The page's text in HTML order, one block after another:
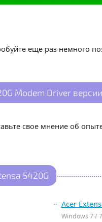
еще раз немного
Modem Driver
свое мнение об
5420G
Acer
Windows 7 /